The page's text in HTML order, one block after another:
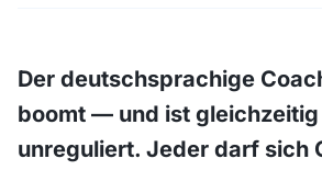
Der deutschsprachige
boomt — und ist
unreguliert. Jeder darf sich